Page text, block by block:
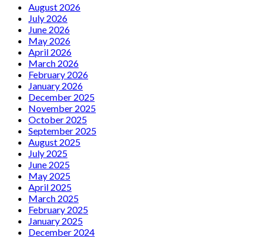
August 2026
July 2026
June 2026
May 2026
April 2026
March 2026
February 2026
January 2026
December 2025
November 2025
October 2025
September 2025
August 2025
July 2025
June 2025
May 2025
April 2025
March 2025
February 2025
January 2025
December 2024